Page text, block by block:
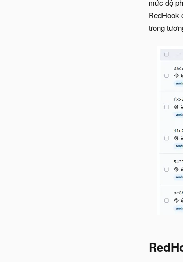
mức độ
RedHook
trong